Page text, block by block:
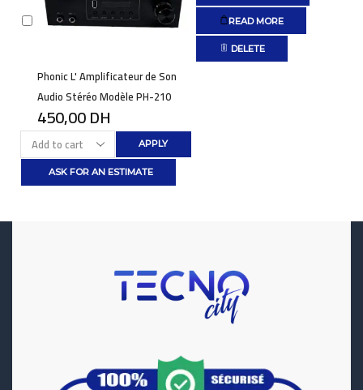
Phonic L' Amplificateur de Son
Audio Stéréo Modèle PH-210
450,00DH
READ MORE
DELETE
APPLY
ASK FOR AN ESTIMATE